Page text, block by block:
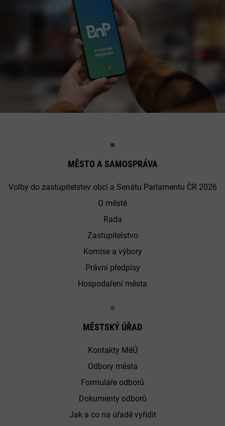
MĚSTO A SAMOSPRÁVA
Volby do zastupitelstev obcí a Senátu Parlamentu ČR 2026
O městě
Rada
Zastupitelstvo
Komise a výbory
Právní předpisy
Hospodaření města
MĚSTSKÝ ÚŘAD
Kontakty MěÚ
Odbory města
Formuláře odborů
Dokumenty odborů
Jak a co na úřadě vyřídit